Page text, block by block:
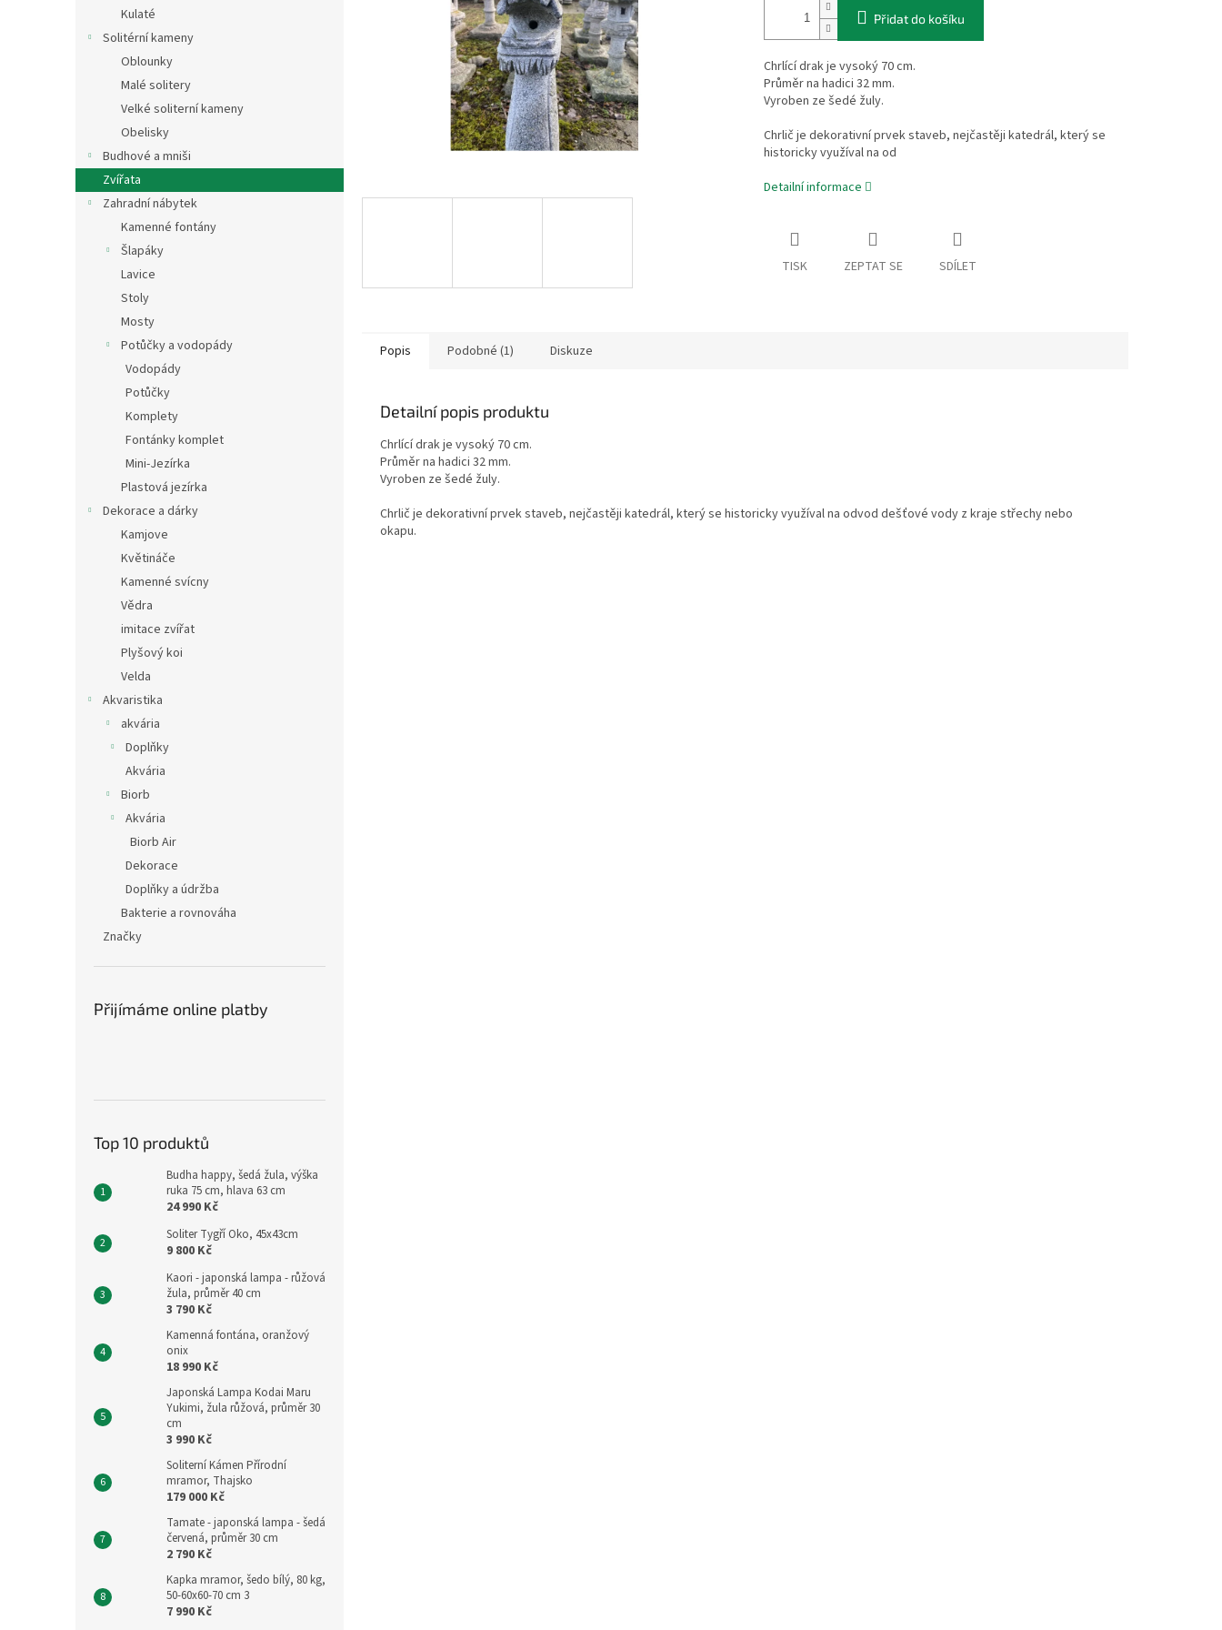
Kulaté
Solitérní kameny
Oblounky
Malé solitery
Velké soliterní kameny
Obelisky
Budhové a mniši
Zvířata
Zahradní nábytek
Kamenné fontány
Šlapáky
Lavice
Stoly
Mosty
Potůčky a vodopády
Vodopády
Potůčky
Komplety
Fontánky komplet
Mini-Jezírka
Plastová jezírka
Dekorace a dárky
Kamjove
Květináče
Kamenné svícny
Vědra
imitace zvířat
Plyšový koi
Velda
Akvaristika
akvária
Doplňky
Akvária
Biorb
Akvária
Biorb Air
Dekorace
Doplňky a údržba
Bakterie a rovnováha
Značky
Přijímáme online platby
Top 10 produktů
Budha happy, šedá žula, výška
ruka 75 cm, hlava 63 cm
24 990 Kč
Soliter Tygří Oko, 45x43cm
9 800 Kč
Kaori - japonská lampa - růžová
žula, průměr 40 cm
3 790 Kč
Kamenná fontána, oranžový
onix
18 990 Kč
Japonská Lampa Kodai Maru
Yukimi, žula růžová, průměr 30
cm
3 990 Kč
Soliterní Kámen Přírodní
mramor, Thajsko
179 000 Kč
Tamate - japonská lampa - šedá
červená, průměr 30 cm
2 790 Kč
Kapka mramor, šedo bílý, 80 kg,
50-60x60-70 cm 3
7 990 Kč
Přidat do košíku
Chrlící drak je vysoký 70 cm.
Průměr na hadici 32 mm.
Vyroben ze šedé žuly.
Chrlič je dekorativní prvek staveb, nejčastěji katedrál, který se
historicky využíval na od
Detailní informace
TISK ZEPTAT SE SDÍLET
Popis Podobné (1) Diskuze
Detailní popis produktu
Chrlící drak je vysoký 70 cm.
Průměr na hadici 32 mm.
Vyroben ze šedé žuly.
Chrlič je dekorativní prvek staveb, nejčastěji katedrál, který se historicky využíval na odvod dešťové vody z kraje střechy nebo
okapu.